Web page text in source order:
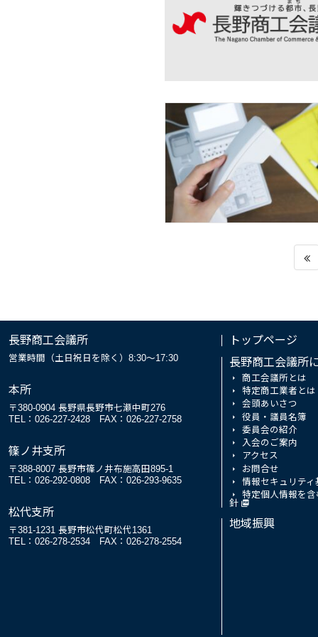
長野商工会議所
営業時間（土日祝日を除く）8:30～17:30
本所
〒380-0904 長野県長野市七瀬中町276
TEL：026-227-2428 FAX：026-227-2758
篠ノ井支所
〒388-8007 長野市篠ノ井布施高田895-1
TEL：026-292-0808 FAX：026-293-9635
松代支所
〒381-1231 長野市松代町松代1361
TEL：026-278-2534 FAX：026-278-2554
トップページ
長野商工会議所
商工会議所とは
特定商工業者とは
会頭あいさつ
役員・議員名簿
委員会の紹介
入会のご案内
アクセス
お問合せ
情報セキュリティ
特定個人情報を
針
地域振興